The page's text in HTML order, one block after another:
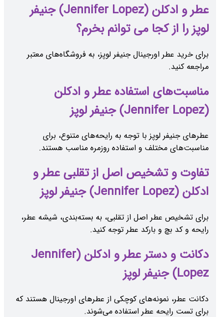
عطر و ادکلن (Jennifer Lopez) جنیفر
لوپز را از کجا می توانم بخرم؟
برای خرید عطر اورجینال جنیفر لوپز، به فروشگاه‌های معتبر
مراجعه کنید.
مناسبت‌های استفاده عطر و ادکلن
(Jennifer Lopez) جنیفر لوپز
عطرهای جنیفر لوپز با توجه به رایحه‌های متنوع، برای
مناسبت‌های مختلف و استفاده روزمره مناسب هستند.
تفاوت و تشخیص اصل از تقلبی عطر و
ادکلن (Jennifer Lopez) جنیفر لوپز
برای تشخیص عطر اصل از تقلبی، به بسته‌بندی، شیشه عطر،
رایحه و کد بچ و بارکد عطر توجه کنید.
دکانت و دستر عطر و ادکلن (Jennifer
Lopez) جنیفر لوپز
دکانت عطر، نمونه‌های کوچکی از عطرهای اورجینال هستند که
برای تست رایحه عطر استفاده می‌شوند.